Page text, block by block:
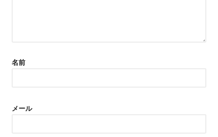
名前
メール